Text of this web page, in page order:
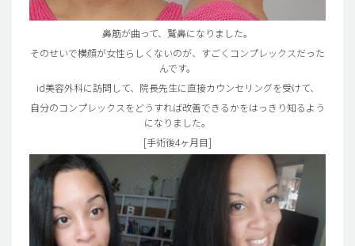
鼻筋が曲って、鷲鼻になりました。
そのせいで横顔が女性らしくないのが、すごくコンプレックスだった
んです。
id美容外科に訪問して、院長先生に直接カウンセリングを受けて、
自分のコンプレックスをどうすれば改善できるかをはっきり知るよう
になりました。
[手術後4ヶ月目]